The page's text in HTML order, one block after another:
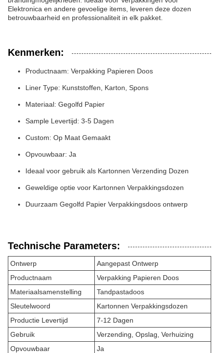
Elektronica en andere gevoelige items, leveren deze dozen
betrouwbaarheid en professionaliteit in elk pakket.
Kenmerken:
Productnaam: Verpakking Papieren Doos
Liner Type: Kunststoffen, Karton, Spons
Materiaal: Gegolfd Papier
Sample Levertijd: 3-5 Dagen
Custom: Op Maat Gemaakt
Opvouwbaar: Ja
Ideaal voor gebruik als Kartonnen Verzending Dozen
Geweldige optie voor Kartonnen Verpakkingsdozen
Duurzaam Gegolfd Papier Verpakkingsdoos ontwerp
Technische Parameters:
Ontwerp
Aangepast Ontwerp
Productnaam
Verpakking Papieren Doos
Materiaalsamenstelling
Tandpastadoos
Sleutelwoord
Kartonnen Verpakkingsdozen
Productie Levertijd
7-12 Dagen
Gebruik
Verzending, Opslag, Verhuizing
Opvouwbaar
Ja